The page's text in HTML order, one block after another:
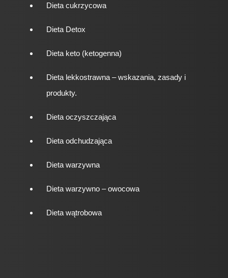
Dieta cukrzycowa
Dieta Detox
Dieta keto (ketogenna)
Dieta lekkostrawna – wskazania, zasady i
produkty.
Dieta oczyszczająca
Dieta odchudzająca
Dieta warzywna
Dieta warzywno – owocowa
Dieta wątrobowa